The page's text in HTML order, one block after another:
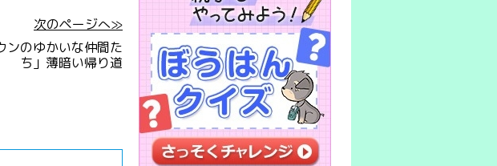
次のページへ≫
ンのゆかいな仲間た
ち」薄暗い帰り道